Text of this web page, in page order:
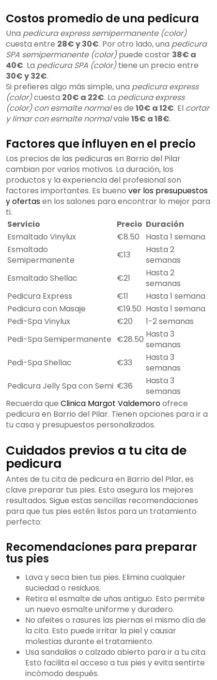
Costos promedio de una pedicura
Una pedicura express semipermanente (color)
cuesta entre 28€ y 30€. Por otro lado, una pedicura
SPA semipermanente (color)puede costar 38€ a
40€. La pedicura SPA (color)tiene un precio entre
30€ y 32€.
Si prefieres algo más simple, una pedicura express
(color)cuesta 20€ a 22€. La pedicura express
(color) con esmalte normales de 10€ a 12€. El cortar
y limar con esmalte normalvale 15€ a 18€.
Factores que influyen en el precio
Los precios de las pedicuras en Barrio del Pilar
cambian por varios motivos. La duración, los
productos y la experiencia del profesional son
factores importantes. Es bueno ver los presupuestos
y ofertasen los salones para encontrar lo mejor para
ti.
Servicio
Precio Duración
Esmaltado Vinylux
€8.50
Hasta 1 semana
Esmaltado
Semipermanente
€13
Hasta 2
semanas
Esmaltado Shellac
€21
Hasta 2
semanas
Pedicura Express
€11
Hasta 1 semana
Pedicura con Masaje
€19.50 Hasta 1 semana
Pedi-Spa Vinylux
€20
1-2 semanas
Pedi-Spa Semipermanente €28.50 Hasta 3
semanas
Pedi-Spa Shellac
€33
Hasta 3
semanas
Pedicura Jelly Spa con Semi €36
Hasta 3
semanas
Recuerda que Clinica Margot Valdemoroofrece
pedicura en Barrio del Pilar. Tienen opciones para ir a
tu casa y presupuestos personalizados.
Cuidados previos a tu cita de
pedicura
Antes de tu cita de pedicura en Barrio del Pilar, es
clave preparar tus pies. Esto asegura los mejores
resultados. Sigue estas sencillas recomendaciones
para que tus pies estén listos para un tratamiento
perfecto:
Recomendaciones para preparar
tus pies
Lava y seca bien tus pies. Elimina cualquier
suciedad o residuos.
Retira el esmalte de uñas antiguo. Esto permite
un nuevo esmalte uniforme y duradero.
No afeites o rasures las piernas el mismo día de
la cita. Esto puede irritar la piel y causar
molestias durante el tratamiento.
Usa sandalias o calzado abierto para ir a tu cita.
Esto facilita el acceso a tus pies y evita sentirte
incómodo después.